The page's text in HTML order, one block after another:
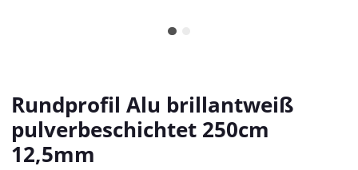
Rundprofil Alu brillantweiß
pulverbeschichtet 250cm
12,5mm